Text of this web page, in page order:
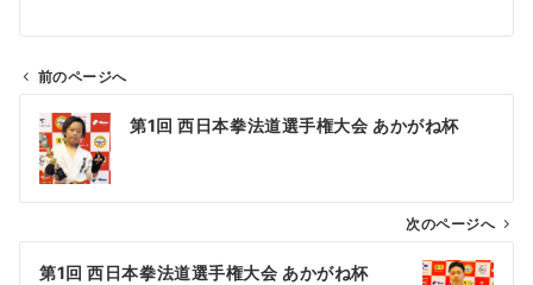
前のページへ
第1回 西日本拳法道選手権大会 あかがね杯
次のページへ
第1回 西日本拳法道選手権大会 あかがね杯